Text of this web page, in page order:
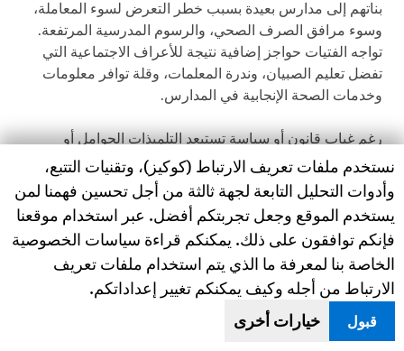
بناتهم إلى مدارس بعيدة بسبب خطر التعرض لسوء المعاملة،
وسوء مرافق الصرف الصحي، والرسوم المدرسية المرتفعة.
تواجه الفتيات حواجز إضافية نتيجة للأعراف الاجتماعية التي
تفضل تعليم الصبيان، وندرة المعلمات، وقلة توافر معلومات
وخدمات الصحة الإنجابية في المدارس.
رغم غياب قانون أو سياسة تستبعد التلميذات الحوامل أو
الأمهات، فإن التكاليف الاجتماعية والضغوط الجماعية تدفع
هؤلاء التلميذات إلى الانقطاع عن الدراسة. بمجرد أن يصبحن
أمهات، غالبا ما تُلقى على عاتق الفتيات مسؤوليات أكبر في
المنزل. فالفتيات، اللواتي يُعاملن مثل البالغات بمجرد إنجابهن
ويتوقع منهن القيام بالأعمال المنزلية، يحتجن إلى مساعدة من
مجتمعاتهن لرعاية أطفالهن الجدد. قالت خبيرة في المساواة
الجندرية طلبت عدم ذكر اسمها:
من شبه المستحيل أن تتمكن [الأمهات الفتيات] من العودة
Human Rights Watch cookie preferences
نستخدم ملفات تعريف الارتباط (كوكيز)، وتقنيات التتبع،
وأدوات التحليل التابعة لجهة ثالثة من أجل تحسين فهمنا لمن
يستخدم الموقع وجعل تجربتكم أفضل. عبر استخدام موقعنا
فإنكم توافقون على ذلك. يمكنكم قراءة سياسات الخصوصية
الخاصة بنا لمعرفة ما الذي يتم استخدام ملفات تعريف
الارتباط من أجله وكيف يمكنكم تغيير إعداداتكم.
قبول خيارات أخرى